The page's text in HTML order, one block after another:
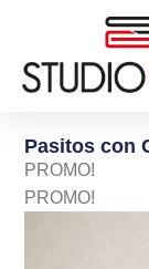
Pasitos con
PROMO!
PROMO!